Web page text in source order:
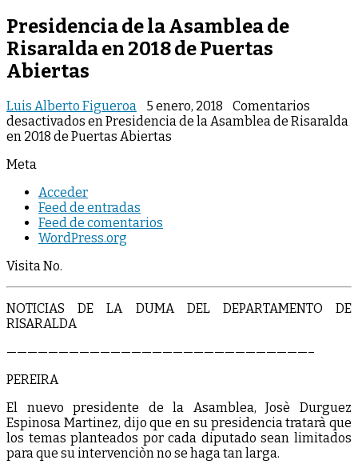
Presidencia de la Asamblea de
Risaralda en 2018 de Puertas
Abiertas
Luis Alberto Figueroa 5 enero, 2018
Comentarios
desactivados en Presidencia de la Asamblea de Risaralda
en 2018 de Puertas Abiertas
Meta
Acceder
Feed de entradas
Feed de comentarios
WordPress.org
Visita No.
NOTICIAS DE LA DUMA DEL DEPARTAMENTO DE
RISARALDA
—————————————————————————————–
PEREIRA
El nuevo presidente de la Asamblea, Josè Durguez
Espinosa Martinez, dijo que en su presidencia tratarà que
los temas planteados por cada diputado sean limitados
para que su intervenciòn no se haga tan larga.